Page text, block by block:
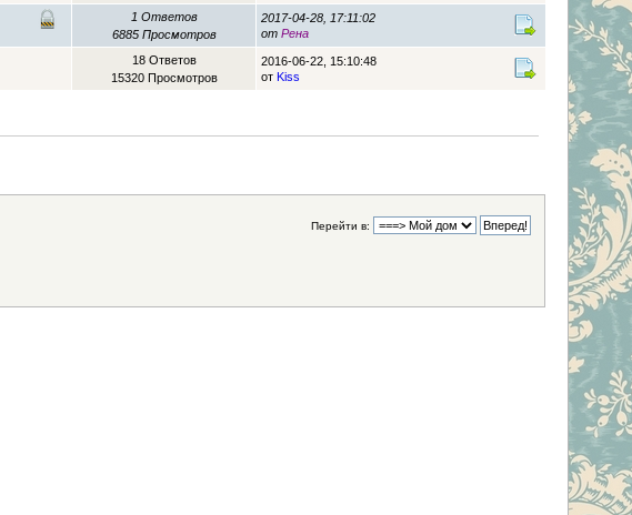
1 Ответов
6885 Просмотров
2017-04-28, 17:11:02
от Рена
18 Ответов
15320 Просмотров
2016-06-22, 15:10:48
от Kiss
Перейти в: